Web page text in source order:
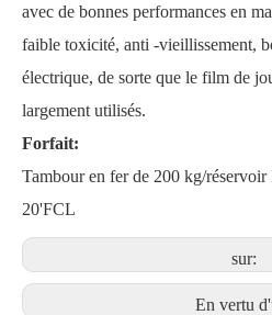
avec de bonnes performances en
faible toxicité, anti -vieillissement,
électrique, de sorte que le film de
largement utilisés.
Forfait:
Tambour en fer de 200 kg/
20'FCL
sur:
En vertu